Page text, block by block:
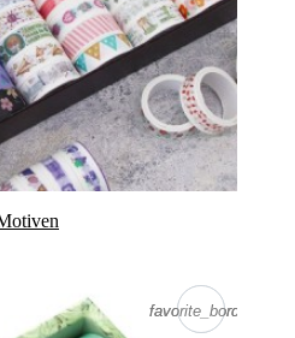
favorite_border
favorite_border